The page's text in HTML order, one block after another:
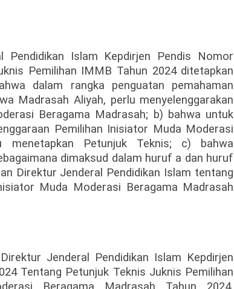
Pendidikan Islam Kepdirjen Pendis Nomor
Pemilihan IMMB Tahun 2024 ditetapkan
dalam rangka penguatan pemahaman
Madrasah Aliyah, perlu menyelenggarakan
Beragama Madrasah; b) bahwa untuk
Pemilihan Inisiator Muda Moderasi
menetapkan Petunjuk Teknis; c) bahwa
dimaksud dalam huruf a dan huruf
Direktur Jenderal Pendidikan Islam tentang
Muda Moderasi Beragama Madrasah
Jenderal Pendidikan Islam Kepdirjen
Tentang Petunjuk Teknis Juknis Pemilihan